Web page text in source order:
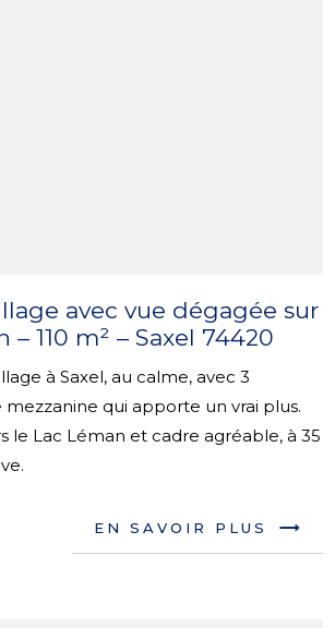
avec vue dégagée sur
– 110 m² – Saxel 74420
à Saxel, au calme, avec 3
qui apporte un vrai plus.
le Lac Léman et cadre agréable, à 35
EN SAVOIR PLUS